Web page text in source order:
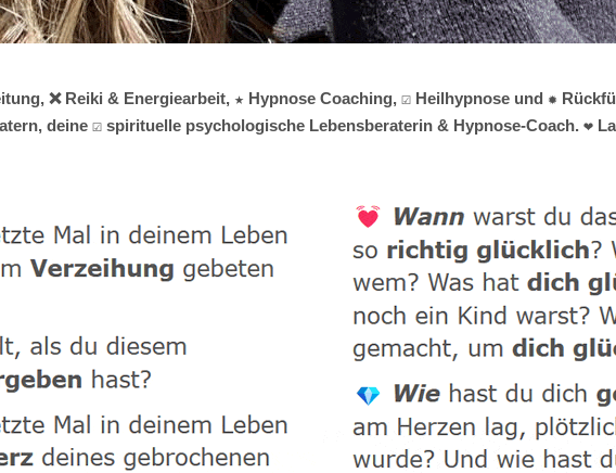
❌ Reiki & Energiearbeit, ★ Hypnose Coaching, ☑️ Heilhypnose und ✹
deine ☑️ spirituelle psychologische Lebensberaterin & Hypnose-Coach. ❤